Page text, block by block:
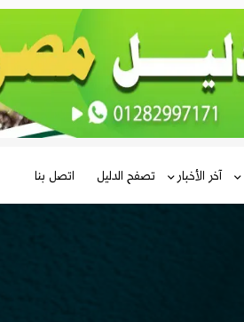
آخر الأخبار تصفح الدليل اتصل بنا